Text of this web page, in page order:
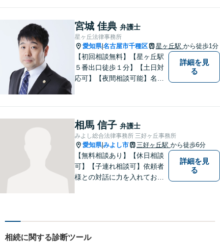
宮城 佳典 弁護士
星ヶ丘法律事務所
愛知県|名古屋市千種区 星ヶ丘駅 から徒歩1分
【初回相談無料】【星ヶ丘駅
５番出口徒歩１分】【土日対
応可】【夜間相談可能】名古
詳細を見
る
相馬 信子 弁護士
みよし総合法律事務所 三好ヶ丘事務所
愛知県|みよし市 三好ヶ丘駅 から徒歩6分
【無料相談あり】【休日相談
可】【子連れ相談可】依頼者
様との対話に力を入れており
ださい。
詳細を見
る
相続に関する診断ツール